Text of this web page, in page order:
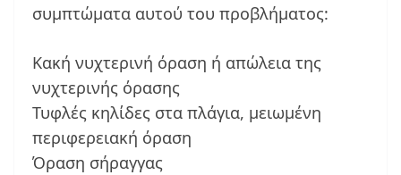
συμπτώματα αυτού του προβλήματος:
Κακή νυχτερινή όραση ή απώλεια της
νυχτερινής όρασης
Τυφλές κηλίδες στα πλάγια, μειωμένη
περιφερειακή όραση
Όραση σήραγγας